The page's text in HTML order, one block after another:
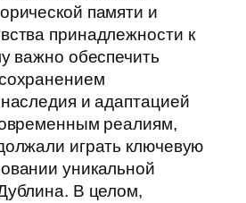
памяти и
принадлежности к
важно обеспечить
и адаптацией
реалиям,
играть ключевую
уникальной
В целом,